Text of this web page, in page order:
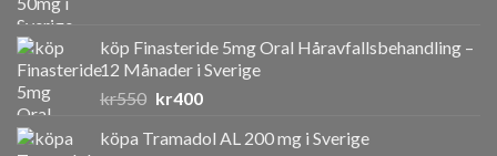
köp Finasteride 5mg Oral Håravfallsbehandling –
12 Månader i Sverige
kr550 Det
priset
kr400Det
priset
köpa Tramadol AL 200 mg i Sverige